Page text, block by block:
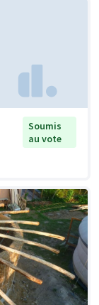
Soumis
au vote